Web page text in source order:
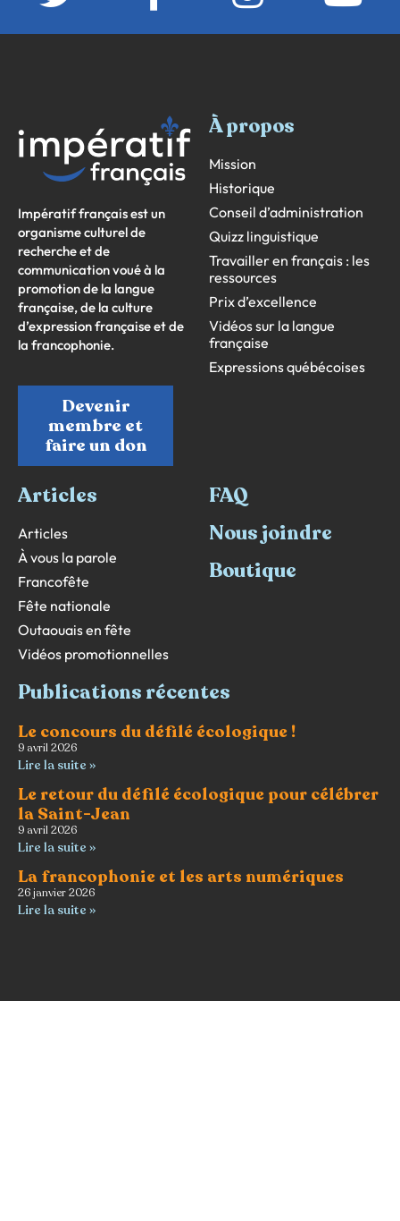
Impératif français est un
organisme culturel de
recherche et de
communication voué à la
promotion de la langue
française, de la culture
d’expression française et de
la francophonie.
Devenir
membre et
faire un don
À propos
Mission
Historique
Conseil d’administration
Quizz linguistique
Travailler en français : les
ressources
Prix d’excellence
Vidéos sur la langue
française
Expressions québécoises
Articles
Articles
À vous la parole
Francofête
Fête nationale
Outaouais en fête
Vidéos promotionnelles
FAQ
Nous joindre
Boutique
Publications récentes
Le concours du défilé écologique !
9 avril 2026
Lire la suite »
Le retour du défilé écologique pour célébrer
la Saint-Jean
9 avril 2026
Lire la suite »
La francophonie et les arts numériques
26 janvier 2026
Lire la suite »